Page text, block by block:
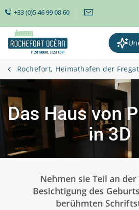
+33 (0)5 46 99 08 60
Rochefort, Heimathafen der
Das Haus von
in 3D
Nehmen sie Teil an
Besichtigung des
berühmten